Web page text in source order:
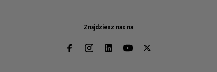
Znajdziesz nas na